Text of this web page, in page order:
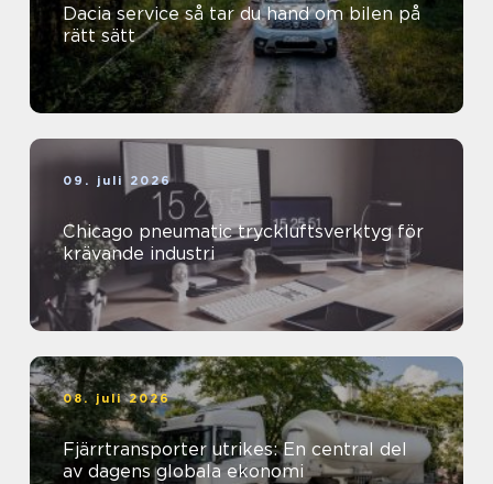
Dacia service så tar du hand om bilen på
rätt sätt
09. juli 2026
Chicago pneumatic tryckluftsverktyg för
krävande industri
08. juli 2026
Fjärrtransporter utrikes: En central del
av dagens globala ekonomi